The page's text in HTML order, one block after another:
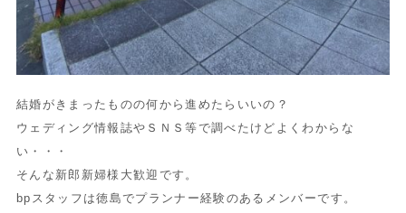
結婚がきまったものの何から進めたらいいの？
ウェディング情報誌やＳＮＳ等で調べたけどよくわからな
い・・・
そんな新郎新婦様大歓迎です。
bpスタッフは徳島でプランナー経験のあるメンバーです。